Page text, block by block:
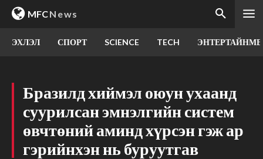
MFCNews
ЭХЛЭЛ СПОРТ SCIENCE TECH
Бразилд хиймэл оюун ухаанд
суурилсан эмнэлгийн систем
өвчтөний аминд хүрсэн гэж ар
гэрийнхэн нь буруутгав